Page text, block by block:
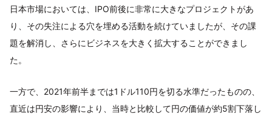
日本市場においては、IPO前後に非常に大きなプロジェクトがあ
り、その失注による穴を埋める活動を続けていましたが、その課
題を解消し、さらにビジネスを大きく拡大することができまし
た。
一方で、2021年前半までは1ドル110円を切る水準だったものの、
直近は円安の影響により、当時と比較して円の価値が約5割下落し